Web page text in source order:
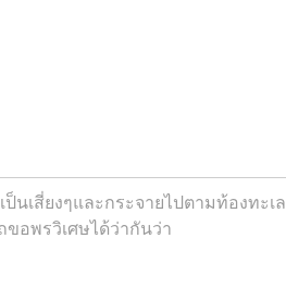
เสี่ยงๆและกระจายไปตามท้องทะเล
อพรวิเศษได้ว่ากันว่า